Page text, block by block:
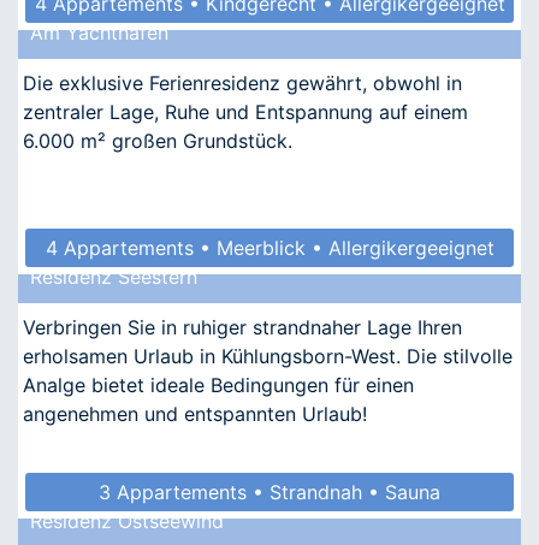
Am Yachthafen
Die exklusive Ferienresidenz gewährt, obwohl in
zentraler Lage, Ruhe und Entspannung auf einem
6.000 m² großen Grundstück.
4 Appartements • Meerblick • Allergikergeeignet
Residenz Seestern
Verbringen Sie in ruhiger strandnaher Lage Ihren
erholsamen Urlaub in Kühlungsborn-West. Die stilvolle
Analge bietet ideale Bedingungen für einen
angenehmen und entspannten Urlaub!
3 Appartements • Strandnah • Sauna
• Allergikergeeignet
Residenz Ostseewind